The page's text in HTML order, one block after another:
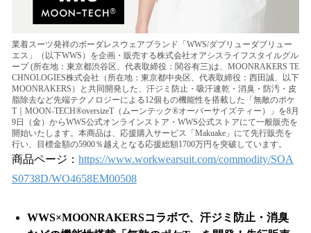
業着スーツ発祥のボーダレスウェアブランド「WWS/ダブリューダブリュー
エス」（以下WWS）を企画・販売する株式会社オアシスライフスタイルグル
ープ (所在地：東京都渋谷区、代表取締役：関谷有三)は、MOONRAKERS TE
CHNOLOGIES株式会社（所在地：東京都中央区、代表取締役：西田誠、以下
MOONRAKERS）と共同開発した、汗ジミ防止・吸汗速乾・消臭・防汚・皮
脂除去など先端テクノロジーによる12個もの機能性を搭載した「無敵のポケ
T｜MOON-TECH®oversizeT（ムーンテック®オーバーサイズティー）」を8月
9日（金）からWWS公式オンラインストア・WWS公式ストアにて一般販売を
開始いたします。本商品は、応援購入サービス「Makuake」にて先行販売を
行い、目標金額の5900％越えとなる応援総額1700万円を突破しています。
商品ページ： https://www.workwearsuit.com/commodity/SOA
S0738D/WO4658EM00508
WWS×MOONRAKERSコラボで、汗ジミ防止・消臭